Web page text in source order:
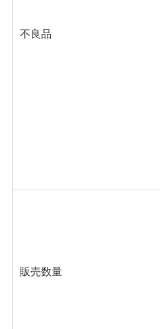
不良品
販売数量